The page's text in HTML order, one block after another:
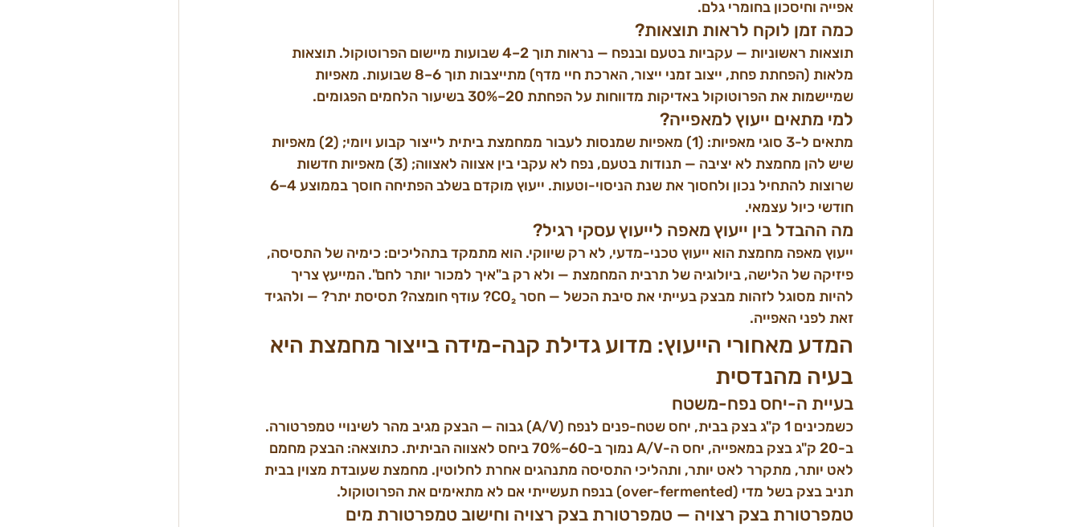
אפייה וחיסכון בחומרי גלם.
כמה זמן לוקח לראות תוצאות?
תוצאות ראשוניות — עקביות בטעם ובנפח — נראות תוך 2–4 שבועות מיישום הפרוטוקול. תוצאות
מלאות (הפחתת פחת, ייצוב זמני ייצור, הארכת חיי מדף) מתייצבות תוך 6–8 שבועות. מאפיות
שמיישמות את הפרוטוקול באדיקות מדווחות על הפחתת 20–30% בשיעור הלחמים הפגומים.
למי מתאים ייעוץ למאפייה?
מתאים ל-3 סוגי מאפיות: (1) מאפיות שמנסות לעבור ממחמצת ביתית לייצור קבוע ויומי; (2) מאפיות
שיש להן מחמצת לא יציבה — תנודות בטעם, נפח לא עקבי בין אצווה לאצווה; (3) מאפיות חדשות
חודשי כיול עצמאי.
מה ההבדל בין ייעוץ מאפה לייעוץ עסקי רגיל?
ייעוץ מאפה מחמצת הוא ייעוץ טכני-מדעי, לא רק שיווקי. הוא מתמקד בתהליכים: כימיה של התסיסה,
פיזיקה של הלישה, ביולוגיה של תרבית המחמצת — ולא רק ב"איך למכור יותר לחם". המייעץ צריך
להיות מסוגל לזהות מבצק בעייתי את סיבת הכשל — חסר CO₂? עודף חומצה? תסיסת יתר? — ולהגיד
זאת לפני האפייה.
המדע מאחורי הייעוץ: מדוע גדילת קנה-מידה בייצור מחמצת היא
בעיה מהנדסית
בעיית ה-יחס נפח-משטח
כשמכינים 1 ק"ג בצק בבית, יחס שטח-פנים לנפח (A/V) גבוה — הבצק מגיב מהר לשינויי טמפרטורה.
ב-20 ק"ג בצק במאפייה, יחס ה-A/V נמוך ב-60–70% ביחס לאצווה הביתית. כתוצאה: הבצק מחמם
לאט יותר, מתקרר לאט יותר, ותהליכי התסיסה מתנהגים אחרת לחלוטין. מחמצת שעובדת מצוין בבית
תניב בצק בשל מדי (over-fermented) בנפח תעשייתי אם לא מתאימים את הפרוטוקול.
טמפרטורת בצק רצויה — טמפרטורת בצק רצויה וחישוב טמפרטורת מים